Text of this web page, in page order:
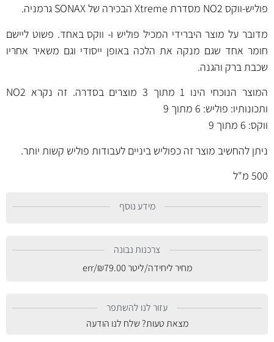
פוליש-ווקס NO2 מסדרת Xtreme הבכירה של SONAX גרמניה.
מדובר על מוצר היברידי המכיל פוליש ו- ווקס באחד. פשוט ליישם
חומר אחד שגם מנקה את הלכה באופן ייסודי וגם משאיר אחריו
שכבת ברק והגנה.
המוצר הנוכחי הינו 1 מתוך 3 מוצרים בסדרה. זה נקרא NO2
ותכונותיו: פוליש: 6 מתוך 9
ווקס: 6 מתוך 9
ניתן להחשיב מוצר זה כפוליש ביניים לעבודות פוליש קשות יותר.
500 מ"ל
מידע נוסף
צרכנות נבונה
מחיר ליחידה/ליטר
₪79.00
/err
עזור לנו להשתפר
מצאת טעות? שלח לנו הודעה